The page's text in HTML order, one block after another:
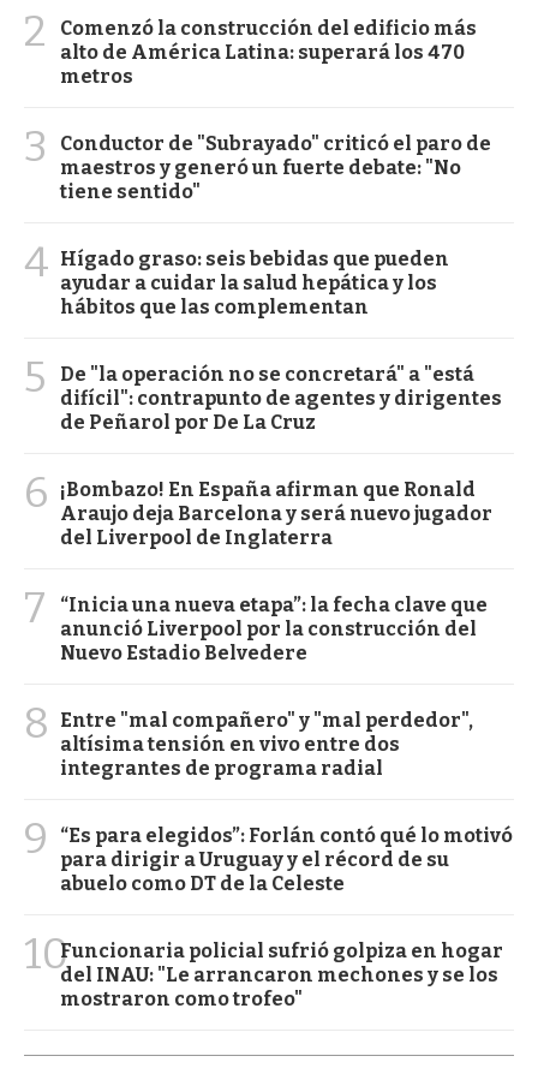
2
Comenzó la construcción del edificio más
alto de América Latina: superará los 470
metros
3
Conductor de "Subrayado" criticó el paro de
maestros y generó un fuerte debate: "No
tiene sentido"
4 Hígado graso: seis bebidas que pueden
ayudar a cuidar la salud hepática y los
hábitos que las complementan
5
De "la operación no se concretará" a "está
difícil": contrapunto de agentes y dirigentes
de Peñarol por De La Cruz
6
¡Bombazo! En España afirman que Ronald
Araujo deja Barcelona y será nuevo jugador
del Liverpool de Inglaterra
7
“Inicia una nueva etapa”: la fecha clave que
anunció Liverpool por la construcción del
Nuevo Estadio Belvedere
8
Entre "mal compañero" y "mal perdedor",
altísima tensión en vivo entre dos
integrantes de programa radial
9
“Es para elegidos”: Forlán contó qué lo motivó
para dirigir a Uruguay y el récord de su
abuelo como DT de la Celeste
10Funcionaria policial sufrió golpiza en hogar
del INAU: "Le arrancaron mechones y se los
mostraron como trofeo"